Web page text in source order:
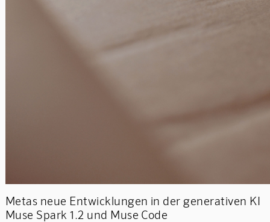
Metas neue Entwicklungen in der generativen KI
Muse Spark 1.2 und Muse Code